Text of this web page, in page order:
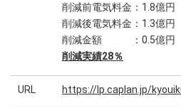
削減前電気料金：1.8億円
削減後電気料金：1.3億円
削減金額 ：0.5億円
削減実績28％
URL https://lp.caplan.jp/